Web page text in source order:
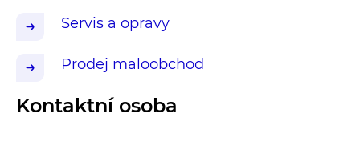
Servis a opravy
Prodej maloobchod
Kontaktní osoba